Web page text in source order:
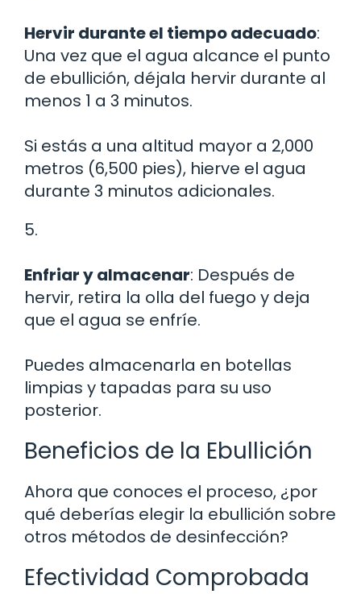
Hervir durante el tiempo adecuado:
Una vez que el agua alcance el punto
de ebullición, déjala hervir durante al
menos 1 a 3 minutos.
Si estás a una altitud mayor a 2,000
metros (6,500 pies), hierve el agua
durante 3 minutos adicionales.
5.
Enfriar y almacenar: Después de
hervir, retira la olla del fuego y deja
que el agua se enfríe.
Puedes almacenarla en botellas
limpias y tapadas para su uso
posterior.
Beneficios de la Ebullición
Ahora que conoces el proceso, ¿por
qué deberías elegir la ebullición sobre
otros métodos de desinfección?
Efectividad Comprobada